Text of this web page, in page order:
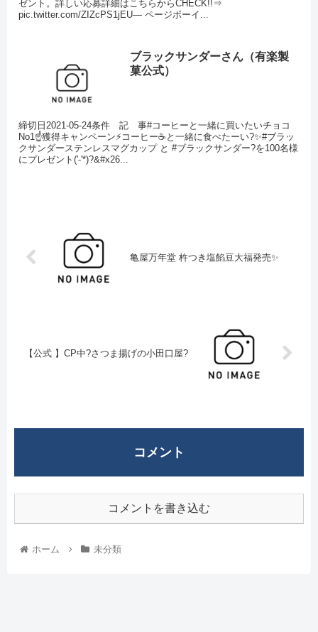
ゼント。詳しい応募詳細はこちらからCHECK!!⇒
pic.twitter.com/ZIZcPS1jEU— ページボーイ...
ブラックサンダーさん（有楽製
菓公式）
締切日2021-05-24条件 記 事#コーヒーと一緒に買いたいチョコ
No1☝️獲得キャンペーン⚡️コーヒー☕️と一緒に食べたーい?✨#ブラッ
クサンダーステンレスマグカップ と #ブラックサンダー?を100名様
にプレゼント('-'*)?&#x26...
亀屋万年堂 杵つき塩餡豆大福発売✨
【公式 】CP中?さつま揚げの小田口屋?
コメント
コメントを書き込む
ホーム 未分類